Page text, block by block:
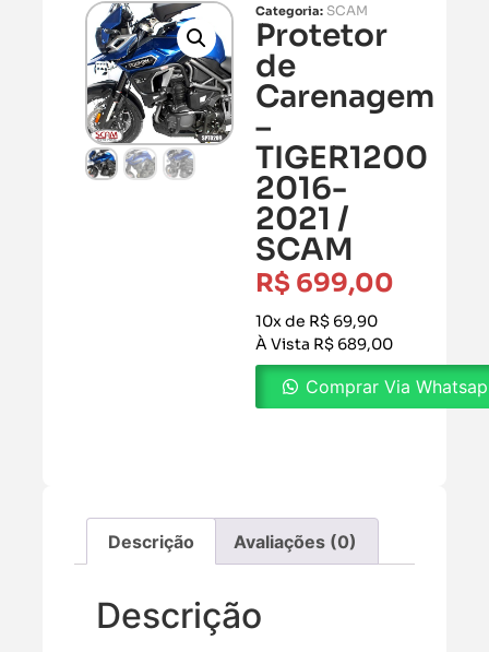
Categoria: SCAM
Protetor
de
Carenagem
–
TIGER1200
2016-
2021 /
SCAM
R$ 699,00
10x de R$ 69,90
À Vista R$ 689,00
Comprar Via
Descrição Avaliações (0)
Descrição